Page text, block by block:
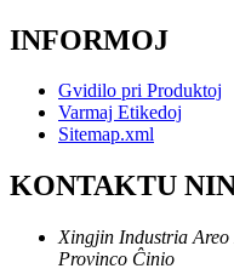
INFORMOJ
Gvidilo pri Produktoj
Varmaj Etikedoj
Sitemap.xml
KONTAKTU
Xingjin Industria
Provinco Ĉinio